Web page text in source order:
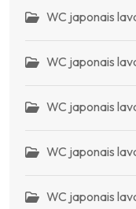
WC japonais
WC japonais
WC japonais
WC japonais
WC japonais